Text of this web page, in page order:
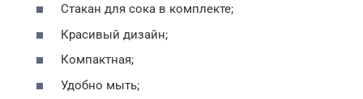
Стакан для сока в комплекте;
Красивый дизайн;
Компактная;
Удобно мыть;